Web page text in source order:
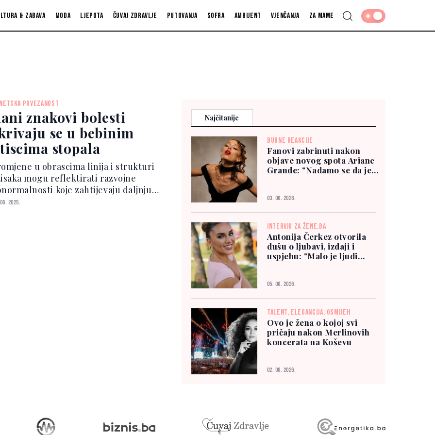
& zabava Moda Ljepota Čuvaj zdravlje Putovanja Sofra Ambijent Vjenčanja Za mame
POVEZANOST
znakovi bolesti
se u bebinim
stopala
u obrascima linija i strukturi
mogu reflektirati razvojne
koje zahtijevaju daljnju
procjenu. Dijagnostički
2025.
Najčitanije
BURNE REAKCIJE
Fanovi zabrinuti nakon
objave novog spota Ariane
Grande: "Nadamo se da je
03. 08. 2026.
INTERVJU ZA ŽENE.BA
Antonija Čerkez otvorila
dušu o ljubavi, izdaji i
uspjehu: "Malo je ljudi
05. 08. 2026.
TALENT, ELEGANCIJA, OSMIJEH
Ovo je žena o kojoj svi
pričaju nakon Merlinovih
koncerata na Koševu
02. 08. 2026.